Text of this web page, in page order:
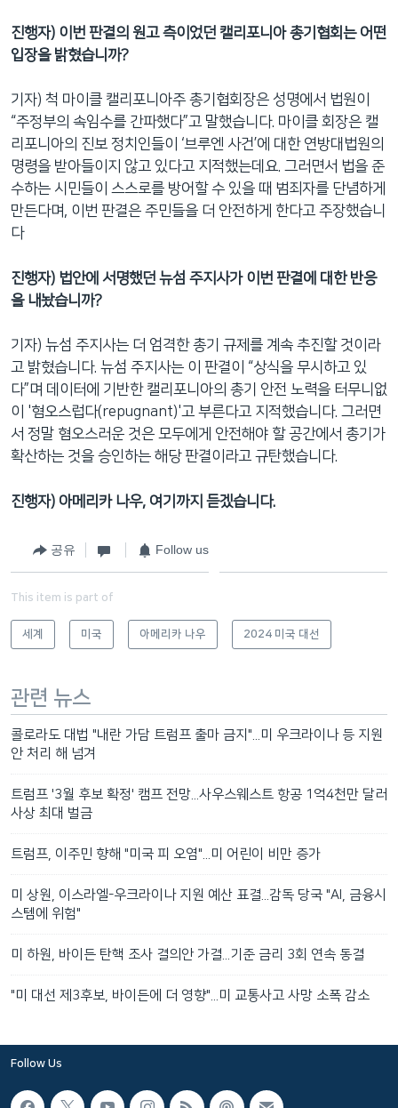
진행자) 이번 판결의 원고 측이었던 캘리포니아 총기협회는 어떤
입장을 밝혔습니까?
기자) 척 마이클 캘리포니아주 총기협회장은 성명에서 법원이
“주정부의 속임수를 간파했다”고 말했습니다. 마이클 회장은 캘
리포니아의 진보 정치인들이 ‘브루엔 사건’에 대한 연방대법원의
명령을 받아들이지 않고 있다고 지적했는데요. 그러면서 법을 준
수하는 시민들이 스스로를 방어할 수 있을 때 범죄자를 단념하게
만든다며, 이번 판결은 주민들을 더 안전하게 한다고 주장했습니
다
진행자) 법안에 서명했던 뉴섬 주지사가 이번 판결에 대한 반응
을 내놨습니까?
기자) 뉴섬 주지사는 더 엄격한 총기 규제를 계속 추진할 것이라
고 밝혔습니다. 뉴섬 주지사는 이 판결이 “상식을 무시하고 있
다”며 데이터에 기반한 캘리포니아의 총기 안전 노력을 터무니없
이 '혐오스럽다(repugnant)'고 부른다고 지적했습니다. 그러면
서 정말 혐오스러운 것은 모두에게 안전해야 할 공간에서 총기가
확산하는 것을 승인하는 해당 판결이라고 규탄했습니다.
진행자) 아메리카 나우, 여기까지 듣겠습니다.
공유 Follow us
This item is part of
세계 미국 아메리카 나우 2024 미국 대선
관련 뉴스
콜로라도 대법 "내란 가담 트럼프 출마 금지"...미 우크라이나 등 지원
안 처리 해 넘겨
트럼프 '3월 후보 확정' 캠프 전망...사우스웨스트 항공 1억4천만 달러
사상 최대 벌금
트럼프, 이주민 향해 "미국 피 오염"...미 어린이 비만 증가
미 상원, 이스라엘-우크라이나 지원 예산 표결...감독 당국 "AI, 금융시
스템에 위험"
미 하원, 바이든 탄핵 조사 결의안 가결...기준 금리 3회 연속 동결
"미 대선 제3후보, 바이든에 더 영향"...미 교통사고 사망 소폭 감소
Follow Us